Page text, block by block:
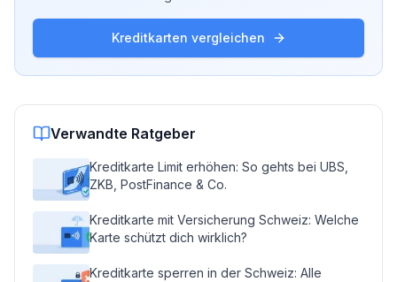
Kreditkarten vergleichen
Verwandte Ratgeber
Kreditkarte Limit erhöhen: So gehts bei UBS,
ZKB, PostFinance & Co.
Kreditkarte mit Versicherung Schweiz: Welche
Karte schützt dich wirklich?
Kreditkarte sperren in der Schweiz: Alle